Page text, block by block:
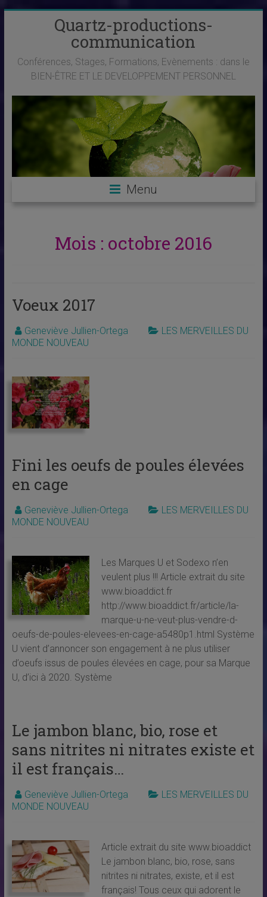
Quartz-productions-
communication
Conférences, Stages, Formations, Evènements : dans le
BIEN-ÊTRE ET LE DEVELOPPEMENT PERSONNEL
Menu
Mois : octobre 2016
Voeux 2017
Geneviève Jullien-Ortega
LES MERVEILLES DU
MONDE NOUVEAU
Fini les oeufs de poules élevées
en cage
Geneviève Jullien-Ortega
LES MERVEILLES DU
MONDE NOUVEAU
Les Marques U et Sodexo n’en
veulent plus !!! Article extrait du site
www.bioaddict.fr
http://www.bioaddict.fr/article/la-
marque-u-ne-veut-plus-vendre-d-
oeufs-de-poules-elevees-en-cage-a5480p1.html Système
U vient d’annoncer son engagement à ne plus utiliser
d’oeufs issus de poules élevées en cage, pour sa Marque
U, d’ici à 2020. Système
Le jambon blanc, bio, rose et
sans nitrites ni nitrates existe et
il est français…
Geneviève Jullien-Ortega
LES MERVEILLES DU
MONDE NOUVEAU
Article extrait du site www.bioaddict
Le jambon blanc, bio, rose, sans
nitrites ni nitrates, existe, et il est
français! Tous ceux qui adorent le